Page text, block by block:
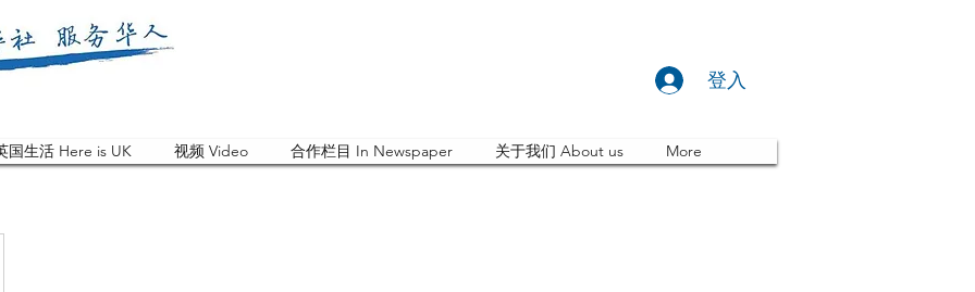
登入
国生活 Here is UK 视频 Video 合作栏目 In Newspaper 关于我们 About us More